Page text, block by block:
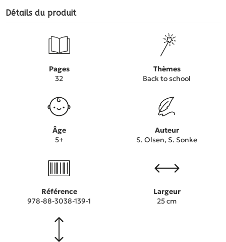
Détails du produit
Pages
32
Thèmes
Back to school
Âge
5+
Auteur
S. Olsen, S. Sonke
Référence
978-88-3038-139-1
Largeur
25 cm